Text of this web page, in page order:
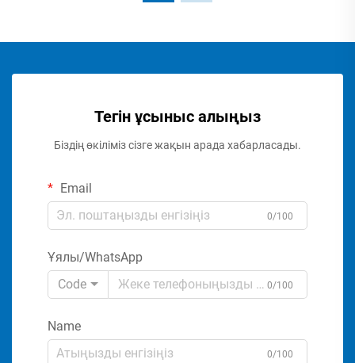
Тегін ұсыныс алыңыз
Біздің өкіліміз сізге жақын арада хабарласады.
Email
0/100
Ұялы/WhatsApp
Code
0/100
Name
0/100